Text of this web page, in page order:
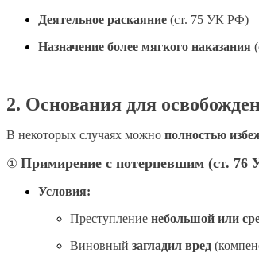
Деятельное раскаяние (ст. 75 УК РФ) –
Назначение более мягкого наказания
2. Основания для
В некоторых случаях можно полностью
① Примирение с потерпевшим (ст.
Условия:
Преступление небольшой или
Виновный загладил вред